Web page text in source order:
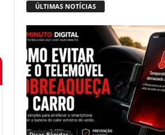
ÚLTIMAS NOTÍCIAS